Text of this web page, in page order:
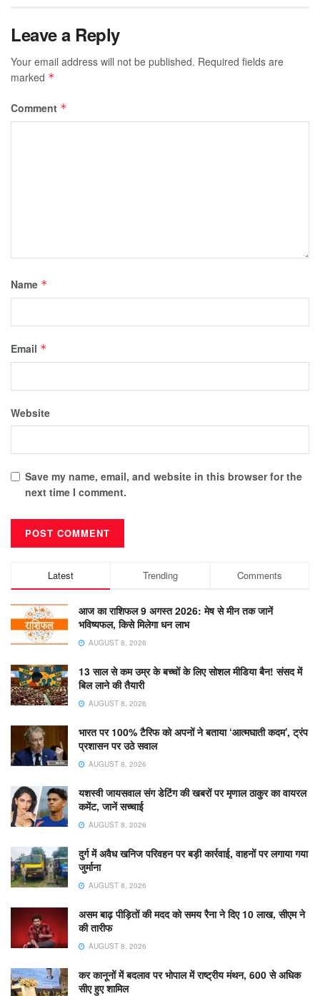
Leave a Reply
Your email address will not be published. Required fields are
marked *
Comment *
Name *
Email *
Website
Save my name, email, and website in this browser for the
next time I comment.
Latest Trending Comments
आज का राशिफल 9 अगस्त 2026: मेष से मीन तक जानें
भविष्यफल, किसे मिलेगा धन लाभ
AUGUST 8, 2026
13 साल से कम उम्र के बच्चों के लिए सोशल मीडिया बैन! संसद में
बिल लाने की तैयारी
AUGUST 8, 2026
भारत पर 100% टैरिफ को अपनों ने बताया ‘आत्मघाती कदम’, ट्रंप
प्रशासन पर उठे सवाल
AUGUST 8, 2026
यशस्वी जायसवाल संग डेटिंग की खबरों पर मृणाल ठाकुर का वायरल
कमेंट, जानें सच्चाई
AUGUST 8, 2026
दुर्ग में अवैध खनिज परिवहन पर बड़ी कार्रवाई, वाहनों पर लगाया गया
जुर्माना
AUGUST 8, 2026
असम बाढ़ पीड़ितों की मदद को समय रैना ने दिए 10 लाख, सीएम ने
की तारीफ
AUGUST 8, 2026
कर कानूनों में बदलाव पर भोपाल में राष्ट्रीय मंथन, 600 से अधिक
सीए हुए शामिल